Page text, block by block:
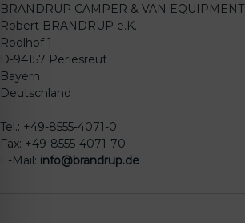
BRANDRUP CAMPER & VAN EQUIPMENT
Robert BRANDRUP e.K.
Rodlhof 1
D-94157 Perlesreut
Bayern
Deutschland
Tel.: +49-8555-4071-0
Fax: +49-8555-4071-70
E-Mail: info@brandrup.de